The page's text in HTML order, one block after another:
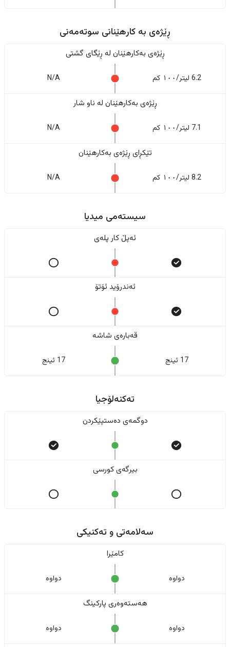
ڕێژەى به کارهێنانی سوتەمەنی
ڕێژەى بەکارهێنان له ڕێگای گشتی
6.2 لیتر/١٠٠ کم N/A
ڕێژەى بەکارهێنان له ناو شار
7.1 لیتر/١٠٠ کم N/A
تێکڕای ڕێژەى بەکارهێنان
8.2 لیتر/١٠٠ کم N/A
سیستەمی میدیا
ئەپڵ کار پلەی
ئەندرۆید ئۆتۆ
قەبارەی شاشە
17 ئینج 17 ئینج
تەکنەلۆجیا
دوگمەی دەستپێکردن
بیرگەی کورسی
سەلامەتی و تەکنیکی
کامێرا
دواوە دواوە
هەستەوەری پارکینگ
دواوە دواوە